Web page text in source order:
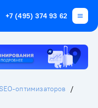
+7 (495) 374 93 62
оптимизаторов